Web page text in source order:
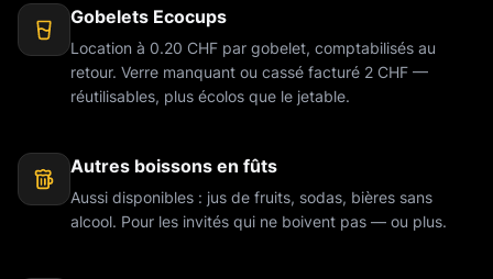
Gobelets Ecocups
Location à 0.20 CHF par gobelet, comptabilisés au
retour. Verre manquant ou cassé facturé 2 CHF —
réutilisables, plus écolos que le jetable.
Autres boissons en fûts
Aussi disponibles : jus de fruits, sodas, bières sans
alcool. Pour les invités qui ne boivent pas — ou plus.